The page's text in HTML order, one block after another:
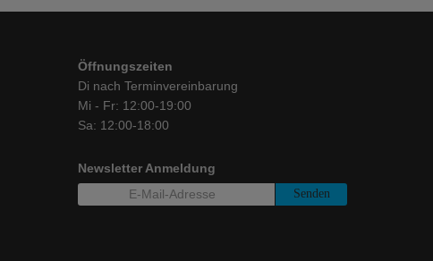
Öffnungszeiten
Di nach Terminvereinbarung
Mi - Fr: 12:00-19:00
Sa: 12:00-18:00
Newsletter Anmeldung